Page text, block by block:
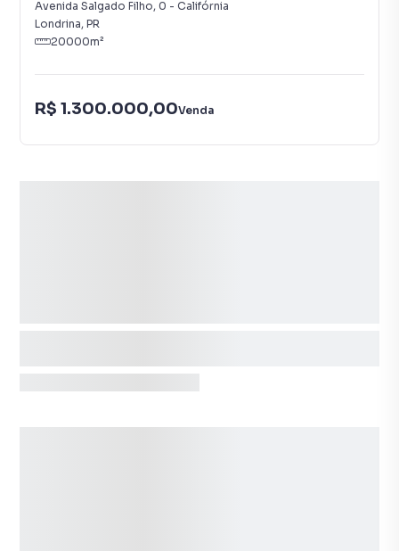
Avenida Salgado Filho, 0 - Califórnia
Londrina, PR
20000m²
R$ 1.300.000,00Venda